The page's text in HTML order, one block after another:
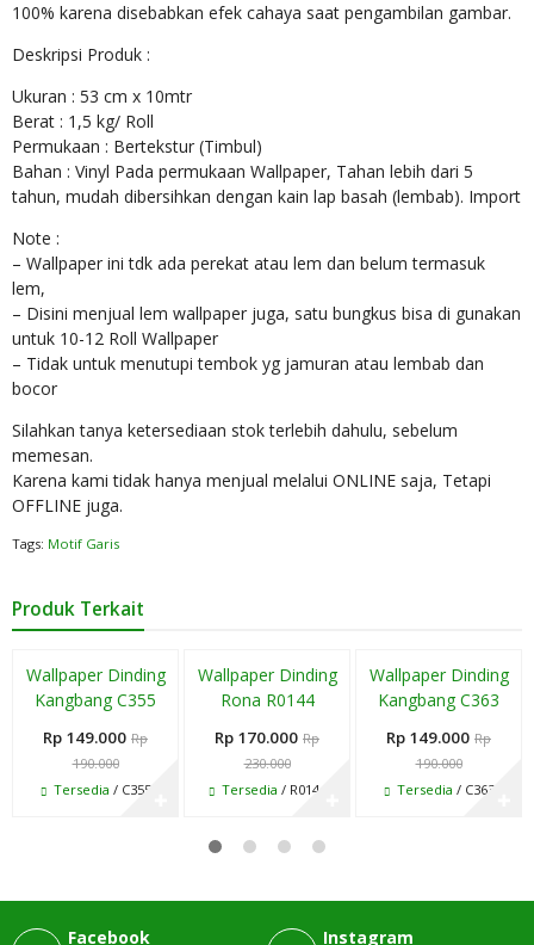
100% karena disebabkan efek cahaya saat pengambilan gambar.
Deskripsi Produk :
Ukuran : 53 cm x 10mtr
Berat : 1,5 kg/ Roll
Permukaan : Bertekstur (Timbul)
Bahan : Vinyl Pada permukaan Wallpaper, Tahan lebih dari 5
tahun, mudah dibersihkan dengan kain lap basah (lembab). Import
Note :
– Wallpaper ini tdk ada perekat atau lem dan belum termasuk
lem,
– Disini menjual lem wallpaper juga, satu bungkus bisa di gunakan
untuk 10-12 Roll Wallpaper
– Tidak untuk menutupi tembok yg jamuran atau lembab dan
bocor
Silahkan tanya ketersediaan stok terlebih dahulu, sebelum
memesan.
Karena kami tidak hanya menjual melalui ONLINE saja, Tetapi
OFFLINE juga.
Tags: Motif Garis
Produk Terkait
Diskon
22%
Wallpaper Dinding
Kangbang C355
Rp 149.000 Rp
190.000
Tersedia / C355
Diskon
26%
Wallpaper Dinding
Rona R0144
Rp 170.000 Rp
230.000
Tersedia / R0144
Diskon
22%
Wallpaper Dinding
Kangbang C363
Rp 149.000 Rp
190.000
Tersedia / C363
Facebook Instagram